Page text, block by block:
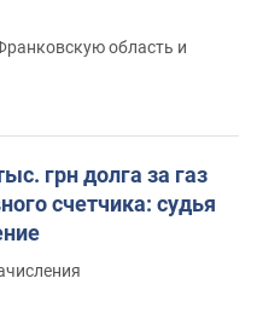
область и
грн долга за газ
счетчика: судья